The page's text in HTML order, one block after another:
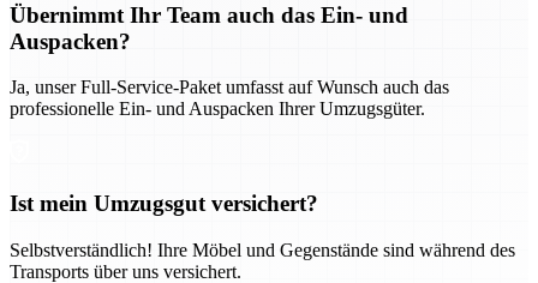
Übernimmt Ihr Team auch das Ein- und
Auspacken?
Ja, unser Full-Service-Paket umfasst auf Wunsch auch das
professionelle Ein- und Auspacken Ihrer Umzugsgüter.
Ist mein Umzugsgut versichert?
Selbstverständlich! Ihre Möbel und Gegenstände sind während des
Transports über uns versichert.